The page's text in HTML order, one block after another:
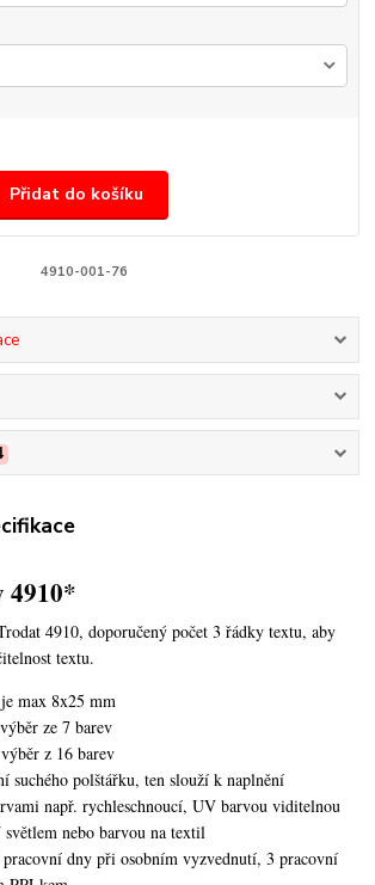
Přidat do košíku
4910-001-76
4910*
4910, doporučený počet 3 řádky textu,aby
textu.
max 8x25 mm
ze 7 barev
z 16 barev
suchého polštářku, ten slouží k naplnění
např. rychleschnoucí, UV barvou viditelnou
nebo barvou na textil
dny při osobním vyzvednutí, 3 pracovní